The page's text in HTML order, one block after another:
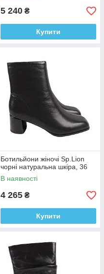
5 240 ₴
Купити
Ботильйони жіночі Sp.Lion
чорні натуральна шкіра, 36
В наявності
4 265 ₴
Купити